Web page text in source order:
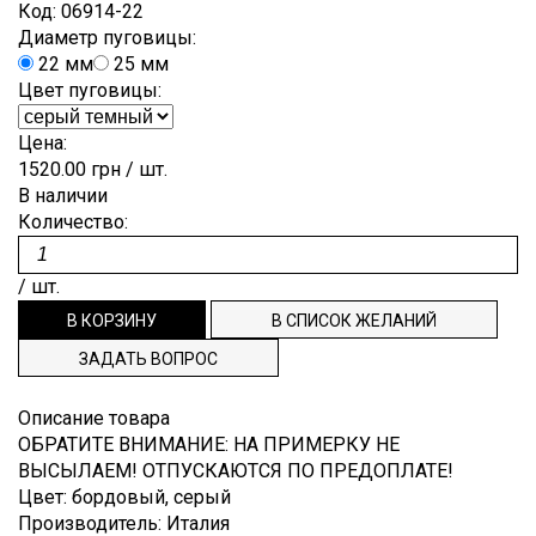
Гофре,
плиссе
Деворе
Деним
Джерси
punto
milano
Кади
Клетка
Креп
Крепдешин
Крэш
Купонные
ткани
Лён
Мохер
Полиэстр
Шёлк
Шерсть
Brunello
Cucinelli
Burberry
Cerruti
Dior
Dolce&Gabbana
Emilio
Escada
Etro
Gucci
Hugo
Boss
Louis
Vuitton
Для
выпускного
бала
Костюмные
Пальтовые,
плащевые
Плательные
Рубашечные
ОТРЕЗ
ВНОВЬ
В
ПРОДАЖЕ
ПУГОВИЦЫ
РЕПСОВАЯ
ЛЕНТА
ТЕСЬМА,
ДОВЯЗЫ
ЭТИКЕТКИ
ЗАКАЗ
СПИСОК
ЖЕЛАНИЙ
ТЕХПОДДЕРЖКА
ИНФОРМАЦИЯ
НАША
ФИЛОСОФИЯ
ИНФОРМАЦИЯ
ДЛЯ
ПОКУПАТЕЛЯ
ДОСТАВКА
И ОПЛАТА
Код: 06914-22
Диаметр пуговицы:
22 мм
25 мм
Цвет пуговицы:
Цена:
1520.00 грн / шт.
В наличии
Количество:
/ шт.
ЗАДАТЬ ВОПРОС
Описание товара
ОБРАТИТЕ ВНИМАНИЕ: НА ПРИМЕРКУ НЕ
ВЫСЫЛАЕМ! ОТПУСКАЮТСЯ ПО ПРЕДОПЛАТЕ!
Цвет: бордовый, серый
Производитель: Италия